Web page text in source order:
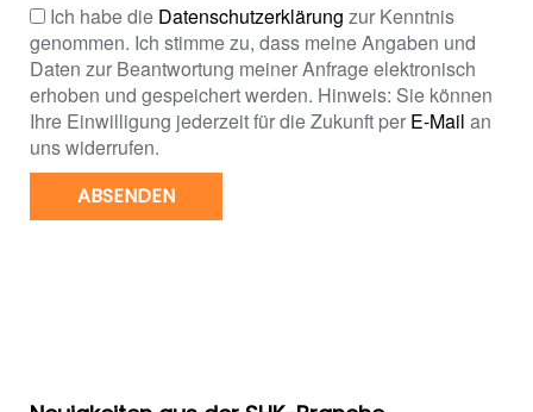
Ich habe die Datenschutzerklärung zur Kenntnis
genommen. Ich stimme zu, dass meine Angaben und
Daten zur Beantwortung meiner Anfrage elektronisch
erhoben und gespeichert werden. Hinweis: Sie können
Ihre Einwilligung jederzeit für die Zukunft per E-Mail an
uns widerrufen.
ABSENDEN